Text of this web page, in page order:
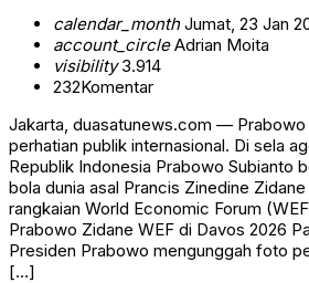
calendar_monthJumat, 23 Jan
account_circleAdrian Moita
visibility3.914
232Komentar
Jakarta, duasatunews.com — Prabowo
perhatian publik internasional. Di sela
Republik Indonesia Prabowo Subianto
bola dunia asal Prancis Zinedine
rangkaian World Economic Forum
Prabowo Zidane WEF di Davos 2026
Presiden Prabowo mengunggah foto
[…]